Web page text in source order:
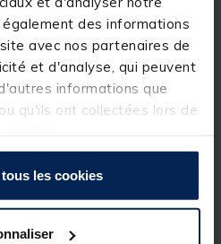
des informations
avec nos partenaires de
et d'analyse, qui peuvent
informations que
qu'ils ont collectées lors de
les cookies
Cette caractéristique
pour les pêches en
courantes, où la
est essentielle pour
Que vous pêchiez en
l'amorce spéciale
pour optimiser